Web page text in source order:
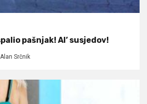
pašnjak! Al’ susjedov!
Alan Srčnik